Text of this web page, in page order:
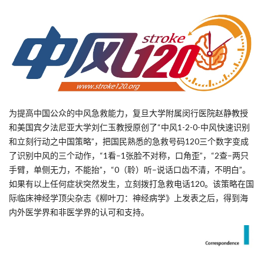
为提高中国公众的中风急救能力，复旦大学附属闵行医院赵静教授
和美国宾夕法尼亚大学刘仁玉教授原创了“中风1-2-0-中风快速识别
和立刻行动之中国策略”，把国民熟悉的急救号码120三个数字变成
了识别中风的三个动作，“1看–1张脸不对称，口角歪”，“2查–两只
手臂，单侧无力，不能抬”，“0（聆）听–说话口齿不清，不明白”。
如果有以上任何症状突然发生，立刻拨打急救电话120。该策略在国
际临床神经学顶尖杂志《柳叶刀：神经病学》上发表之后，得到海
内外医学界和非医学界的认可和支持。